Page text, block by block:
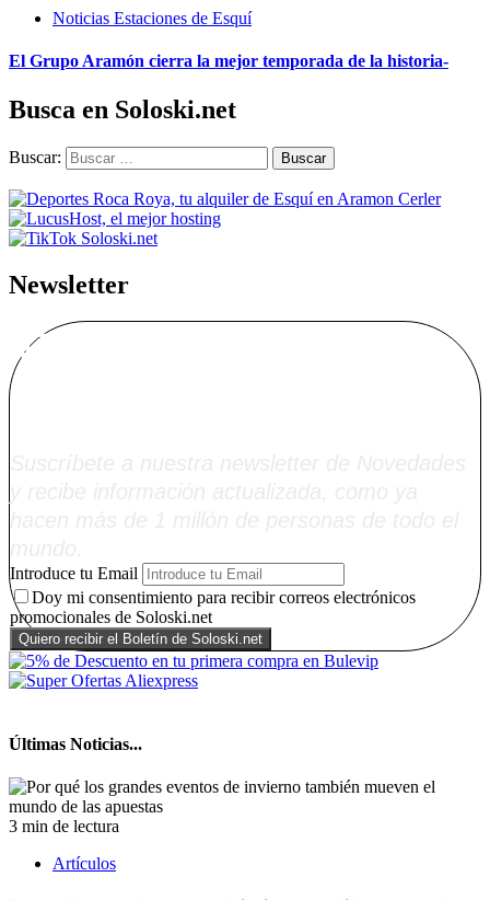
Noticias Estaciones de Esquí
El Grupo Aramón cierra la mejor temporada de la historia-
Busca en Soloski.net
Buscar:
Newsletter
Alta Boletín
Introduce tu Email
Doy mi consentimiento para recibir correos electrónicos
promocionales de Soloski.net
Últimas Noticias...
3 min de lectura
Artículos